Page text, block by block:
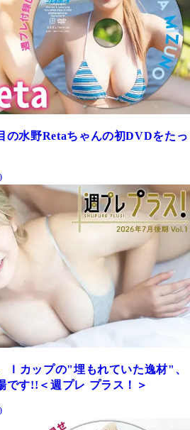
の水野Retaちゃんの初DVDをたっ
Ｉカップの"埋もれていた逸材"、
です!!＜週プレ プラス！＞